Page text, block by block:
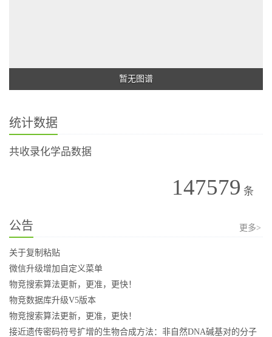
暂无图谱
统计数据
共收录化学品数据
147579 条
公告 更多>
关于复制粘贴
微信升级增加自定义菜单
物竞搜索算法更新，更准，更快！
物竞数据库升级V5版本
物竞搜索算法更新，更准，更快！
接近遗传密码符号扩增的生物合成方法：非自然DNA碱基对的分子